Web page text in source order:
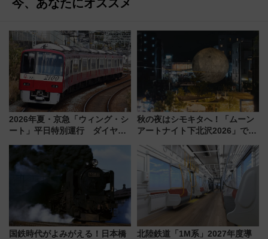
今、あなたにオススメ
2026年夏・京急「ウィング・シ
ート」平日特別運行 ダイヤ・
三浦海岸を堪能できるお出かけ
プランもご紹介
秋の夜はシモキタへ！「ムーン
アートナイト下北沢2026」でイ
を満喫しよう
国鉄時代がよみがえる！日本橋
北陸鉄道「1M系」2027年度導